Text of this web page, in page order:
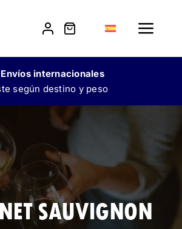
Toggle
Envíos internacionales
según destino y peso
SAUVIGNON